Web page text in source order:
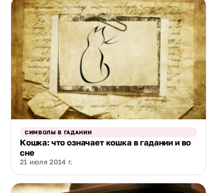
СИМВОЛЫ В ГАДАНИИ
Кошка: что означает кошка в гадании и во
сне
21 июля 2014 г.